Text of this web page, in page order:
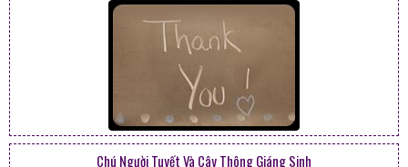
Chú Người Tuyết Và Cây Thông Giáng Sinh